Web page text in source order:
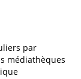
par
médiathèques